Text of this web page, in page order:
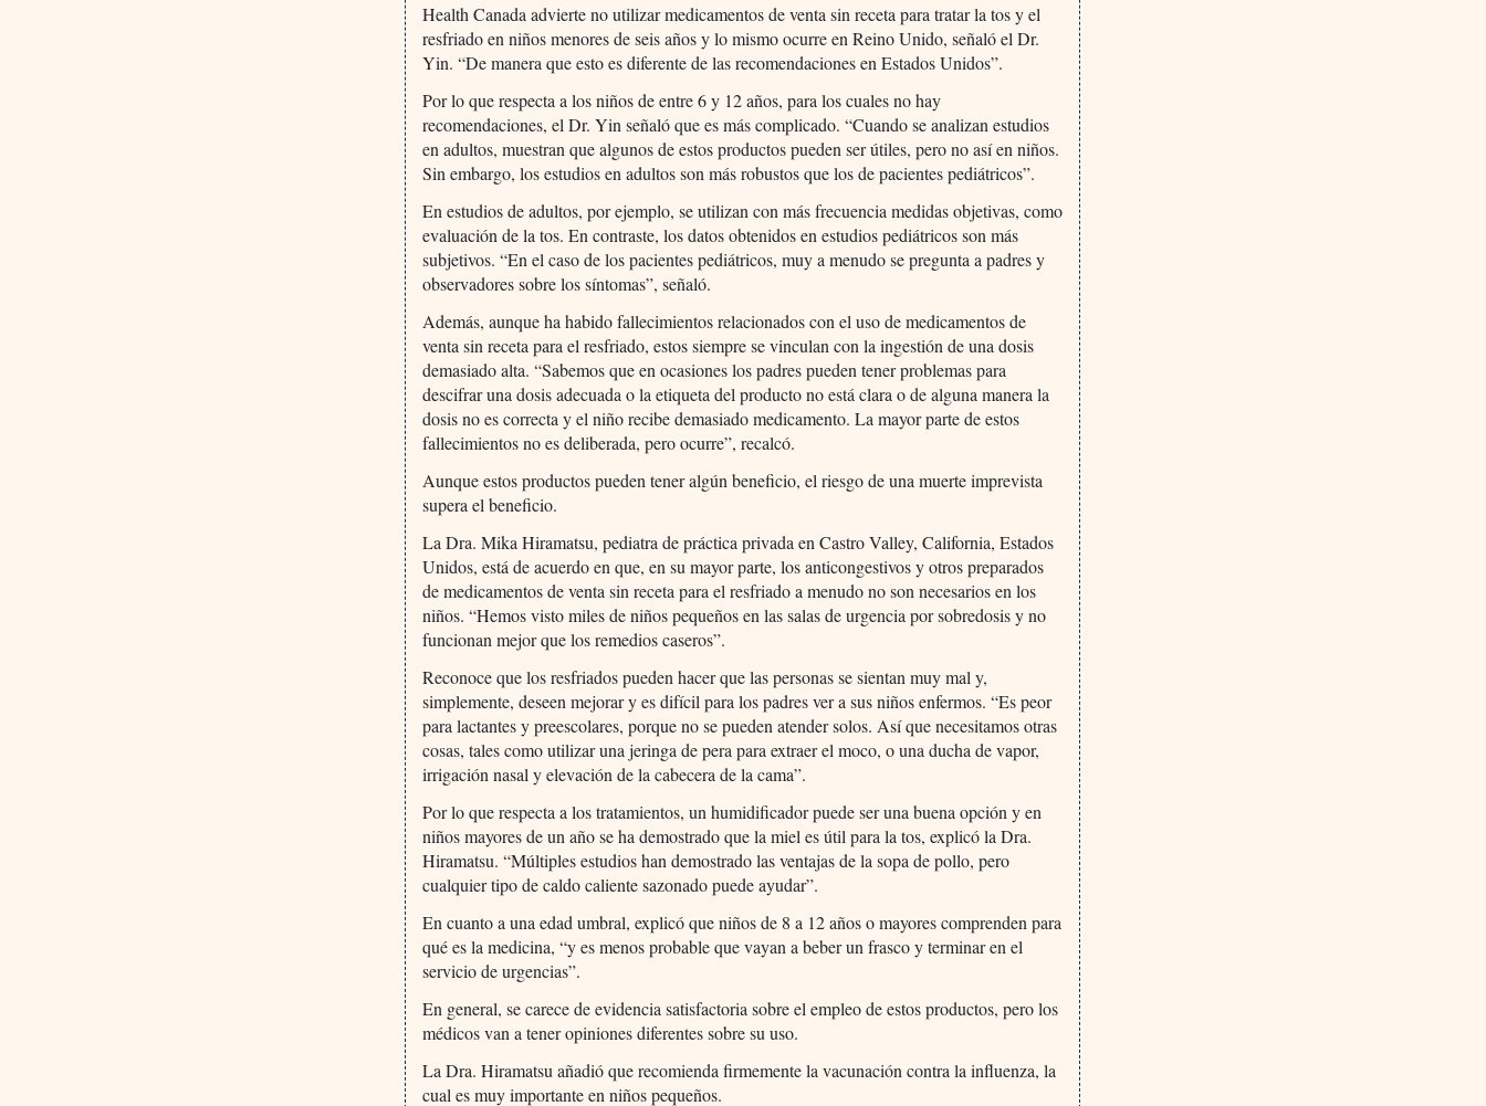
Health Canada advierte no utilizar medicamentos de venta sin receta para tratar la tos y el
resfriado en niños menores de seis años y lo mismo ocurre en Reino Unido, señaló el Dr.
Yin. “De manera que esto es diferente de las recomendaciones en Estados Unidos”.
Por lo que respecta a los niños de entre 6 y 12 años, para los cuales no hay
recomendaciones, el Dr. Yin señaló que es más complicado. “Cuando se analizan estudios
en adultos, muestran que algunos de estos productos pueden ser útiles, pero no así en niños.
Sin embargo, los estudios en adultos son más robustos que los de pacientes pediátricos”.
En estudios de adultos, por ejemplo, se utilizan con más frecuencia medidas objetivas, como
evaluación de la tos. En contraste, los datos obtenidos en estudios pediátricos son más
subjetivos. “En el caso de los pacientes pediátricos, muy a menudo se pregunta a padres y
observadores sobre los síntomas”, señaló.
Además, aunque ha habido fallecimientos relacionados con el uso de medicamentos de
venta sin receta para el resfriado, estos siempre se vinculan con la ingestión de una dosis
demasiado alta. “Sabemos que en ocasiones los padres pueden tener problemas para
descifrar una dosis adecuada o la etiqueta del producto no está clara o de alguna manera la
dosis no es correcta y el niño recibe demasiado medicamento. La mayor parte de estos
fallecimientos no es deliberada, pero ocurre”, recalcó.
Aunque estos productos pueden tener algún beneficio, el riesgo de una muerte imprevista
supera el beneficio.
La Dra. Mika Hiramatsu, pediatra de práctica privada en Castro Valley, California, Estados
Unidos, está de acuerdo en que, en su mayor parte, los anticongestivos y otros preparados
de medicamentos de venta sin receta para el resfriado a menudo no son necesarios en los
niños. “Hemos visto miles de niños pequeños en las salas de urgencia por sobredosis y no
funcionan mejor que los remedios caseros”.
Reconoce que los resfriados pueden hacer que las personas se sientan muy mal y,
simplemente, deseen mejorar y es difícil para los padres ver a sus niños enfermos. “Es peor
para lactantes y preescolares, porque no se pueden atender solos. Así que necesitamos otras
cosas, tales como utilizar una jeringa de pera para extraer el moco, o una ducha de vapor,
irrigación nasal y elevación de la cabecera de la cama”.
Por lo que respecta a los tratamientos, un humidificador puede ser una buena opción y en
niños mayores de un año se ha demostrado que la miel es útil para la tos, explicó la Dra.
Hiramatsu. “Múltiples estudios han demostrado las ventajas de la sopa de pollo, pero
cualquier tipo de caldo caliente sazonado puede ayudar”.
En cuanto a una edad umbral, explicó que niños de 8 a 12 años o mayores comprenden para
qué es la medicina, “y es menos probable que vayan a beber un frasco y terminar en el
servicio de urgencias”.
En general, se carece de evidencia satisfactoria sobre el empleo de estos productos, pero los
médicos van a tener opiniones diferentes sobre su uso.
La Dra. Hiramatsu añadió que recomienda firmemente la vacunación contra la influenza, la
cual es muy importante en niños pequeños.